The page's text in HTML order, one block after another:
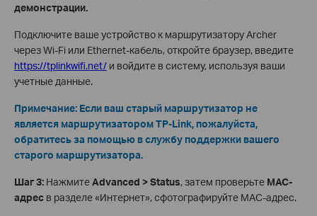
демонстрации.
Подключите ваше устройство к маршрутизатору Archer
через Wi-Fi или Ethernet-кабель, откройте браузер, введите
https://tplinkwifi.net/ и войдите в систему, используя ваши
учетные данные.
Примечание: Если ваш старый маршрутизатор не
является маршрутизатором TP-Link, пожалуйста,
обратитесь за помощью в службу поддержки вашего
старого маршрутизатора.
Шаг 3: НажмитеAdvanced > Status, затем проверьте MAC-
адрес в разделе «Интернет», сфотографируйте MAC-адрес.